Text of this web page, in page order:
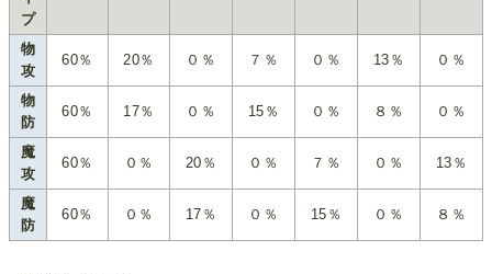
プ
物
攻
60％ 20％ ０％ ７％ ０％ 13％ ０％
物
防
60％ 17％ ０％ 15％ ０％ ８％ ０％
魔
攻
60％ ０％ 20％ ０％ ７％ ０％ 13％
魔
防
60％ ０％ 17％ ０％ 15％ ０％ ８％